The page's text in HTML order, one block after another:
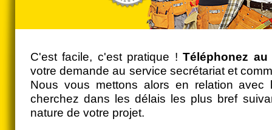
C'est facile, c'est pratique !Téléphonez
votre demande au service secrétariat et
Nous vous mettons alors en relation
cherchez dans les délais les plus bref
nature de votre projet.